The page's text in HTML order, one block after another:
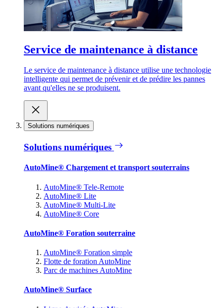
Service de maintenance à distance
Le service de maintenance à distance utilise une technologie
intelligente qui permet de prévenir et de prédire les pannes
avant qu'elles ne se produisent.
Solutions numériques
Solutions numériques
AutoMine® Chargement et transport souterrains
AutoMine® Tele-Remote
AutoMine® Lite
AutoMine® Multi-Lite
AutoMine® Core
AutoMine® Foration souterraine
AutoMine® Foration simple
Flotte de foration AutoMine
Parc de machines AutoMine
AutoMine® Surface